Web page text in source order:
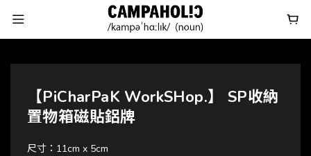
【PiCharPaK WorkSHop.】 SP收納
置物箱磁貼鋁牌
尺寸：11cm x 5cm